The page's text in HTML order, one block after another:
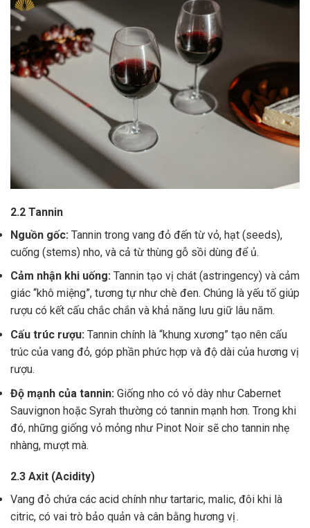
2.2 Tannin
Nguồn gốc: Tannin trong vang đỏ đến từ vỏ, hạt (seeds),
cuống (stems) nho, và cả từ thùng gỗ sồi dùng để ủ.
Cảm nhận khi uống: Tannin tạo vị chát (astringency) và cảm
giác “khô miệng”, tương tự như chè đen. Chúng là yếu tố giúp
rượu có kết cấu chắc chắn và khả năng lưu giữ lâu năm.
Cấu trúc rượu: Tannin chính là “khung xương” tạo nên cấu
trúc của vang đỏ, góp phần phức hợp và độ dài của hương vị
rượu.
Độ mạnh của tannin: Giống nho có vỏ dày như Cabernet
Sauvignon hoặc Syrah thường có tannin mạnh hơn. Trong khi
đó, những giống vỏ mỏng như Pinot Noir sẽ cho tannin nhẹ
nhàng, mượt mà.
2.3 Axit (Acidity)
Vang đỏ chứa các acid chính như tartaric, malic, đôi khi là
citric, có vai trò bảo quản và cân bằng hương vị .